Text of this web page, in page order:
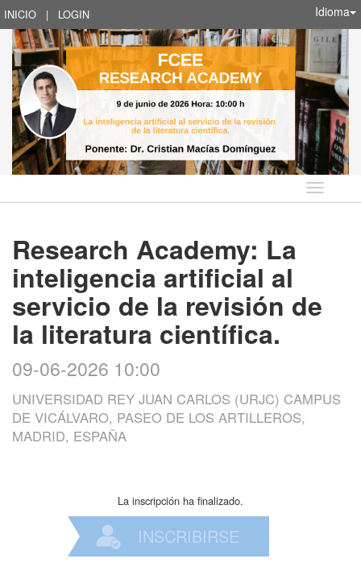
INICIO | LOGIN Idioma
Idioma
Research Academy: La
inteligencia artificial al
servicio de la revisión de
la literatura científica.
09-06-2026 10:00
UNIVERSIDAD REY JUAN CARLOS (URJC) CAMPUS
DE VICÁLVARO, PASEO DE LOS ARTILLEROS,
MADRID, ESPAÑA
La inscripción ha finalizado.
INSCRIBIRSE